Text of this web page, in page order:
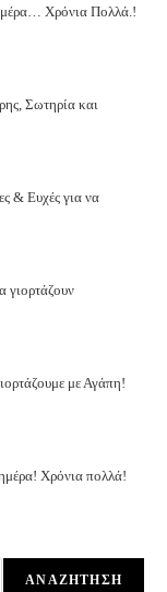
Χρόνια Πολλά.!
Σωτηρία και
& Ευχές για να
με Αγάπη!
Χρόνια πολλά!
ΑΝΑΖΉΤΗΣΗ